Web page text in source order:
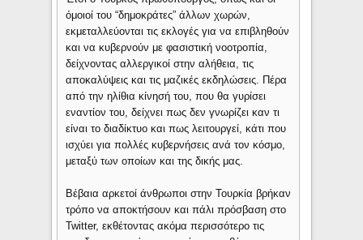
όμοιοί του “δημοκράτες” άλλων χωρών,
εκμεταλλεύονται τις εκλογές για να επιβληθούν
και να κυβερνούν με φασιστική νοοτροπία,
δείχνοντας αλλεργικοί στην αλήθεια, τις
αποκαλύψεις και τις μαζικές εκδηλώσεις. Πέρα
από την ηλίθια κίνησή του, που θα γυρίσει
εναντίον του, δείχνει πως δεν γνωρίζει καν τι
είναι το διαδίκτυο και πως λειτουργεί, κάτι που
ισχύει για πολλές κυβερνήσεις ανά τον κόσμο,
μεταξύ των οποίων και της δικής μας.
Βέβαια αρκετοί άνθρωποι στην Τουρκία βρήκαν
τρόπο να αποκτήσουν και πάλι πρόσβαση στο
Twitter, εκθέτοντας ακόμα περισσότερο τις